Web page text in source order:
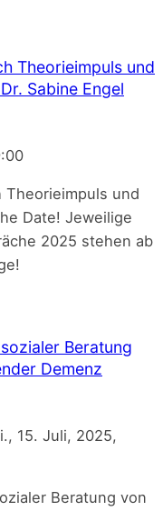
Theorieimpuls und
Sabine Engel
Theorieimpuls und
Date! Jeweilige
2025 stehen ab
Beratung
Demenz
15. Juli, 2025,
Beratung von